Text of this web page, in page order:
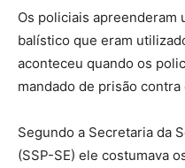
Os policiais apreenderam
balístico que eram
aconteceu quando os
mandado de prisão
Segundo a Secretaria da
(SSP-SE) ele costumava